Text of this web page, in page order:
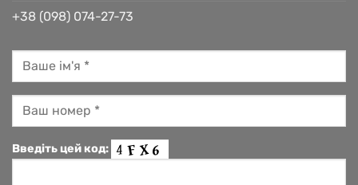
+38 (098) 074-27-73
Введіть цей код: